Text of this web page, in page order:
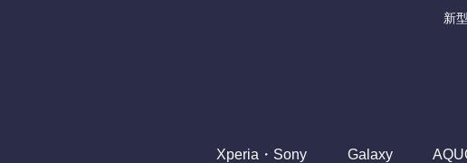
新
Xperia・Sony Galaxy